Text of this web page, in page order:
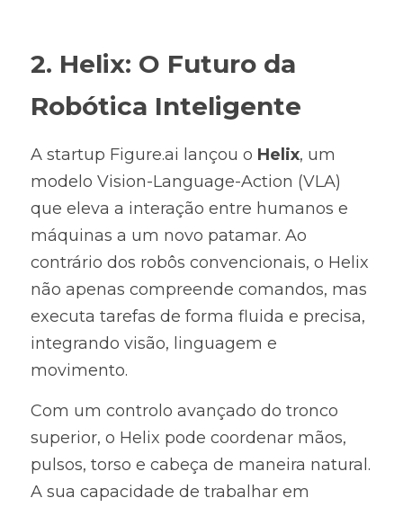
2. Helix: O Futuro da
Robótica Inteligente
A startup Figure.ai lançou o Helix, um
modelo Vision-Language-Action (VLA)
que eleva a interação entre humanos e
máquinas a um novo patamar. Ao
contrário dos robôs convencionais, o Helix
não apenas compreende comandos, mas
executa tarefas de forma fluida e precisa,
integrando visão, linguagem e
movimento.
Com um controlo avançado do tronco
superior, o Helix pode coordenar mãos,
pulsos, torso e cabeça de maneira natural.
A sua capacidade de trabalhar em